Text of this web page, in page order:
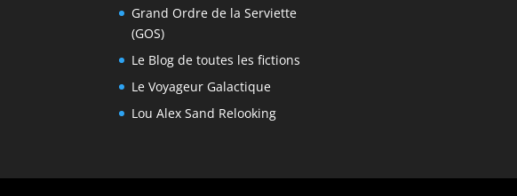
Grand Ordre de la Serviette
(GOS)
Le Blog de toutes les fictions
Le Voyageur Galactique
Lou Alex Sand Relooking